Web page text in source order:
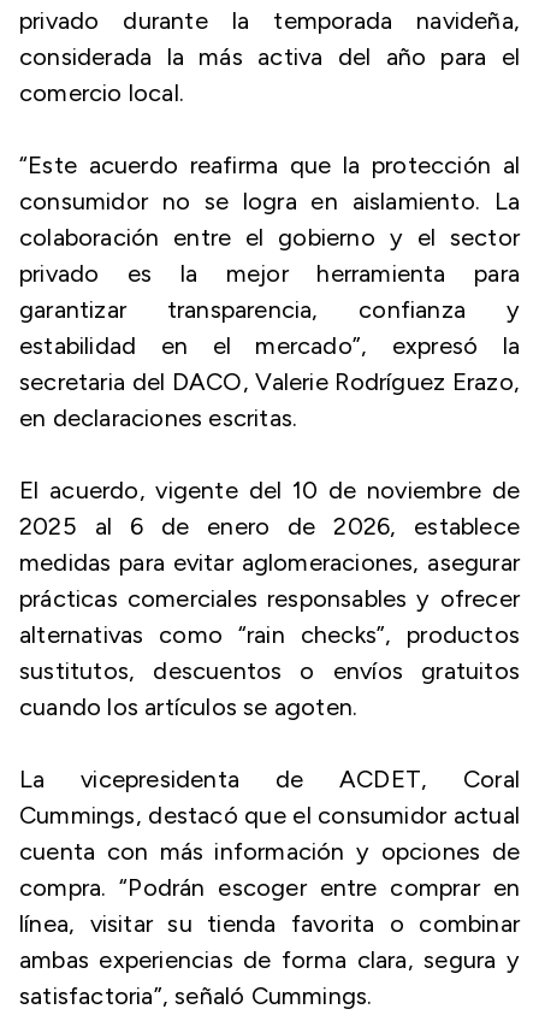
privado durante la temporada navideña,
considerada la más activa del año para el
comercio local.
“Este acuerdo reafirma que la protección al
consumidor no se logra en aislamiento. La
colaboración entre el gobierno y el sector
privado es la mejor herramienta para
garantizar transparencia, confianza y
estabilidad en el mercado”, expresó la
secretaria del DACO, Valerie Rodríguez Erazo,
en declaraciones escritas.
El acuerdo, vigente del 10 de noviembre de
2025 al 6 de enero de 2026, establece
medidas para evitar aglomeraciones, asegurar
prácticas comerciales responsables y ofrecer
alternativas como “rain checks”, productos
sustitutos, descuentos o envíos gratuitos
cuando los artículos se agoten.
La vicepresidenta de ACDET, Coral
Cummings, destacó que el consumidor actual
cuenta con más información y opciones de
compra. “Podrán escoger entre comprar en
línea, visitar su tienda favorita o combinar
ambas experiencias de forma clara, segura y
satisfactoria”, señaló Cummings.